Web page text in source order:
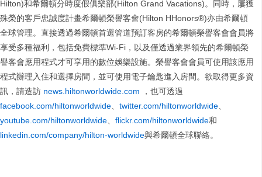
Hilton)和希爾頓分時度假俱樂部(Hilton Grand Vacations)。同時，屢獲
殊榮的客戶忠誠度計畫希爾頓榮譽客會(Hilton HHonors®)亦由希爾頓
全球管理。直接透過希爾頓首選管道預訂客房的希爾頓榮譽客會會員將
享受多種福利，包括免費標準Wi-Fi，以及僅透過業界領先的希爾頓榮
譽客會應用程式才可享用的數位娛樂設施。榮譽客會會員可使用該應用
程式辦理入住和選擇房間，並可使用電子鑰匙進入房間。欲取得更多資
訊，請造訪 news.hiltonworldwide.com
，也可透過
facebook.com/hiltonworldwide、 twitter.com/hiltonworldwide、
youtube.com/hiltonworldwide、 flickr.com/hiltonworldwide和
linkedin.com/company/hilton-worldwide與希爾頓全球聯絡。